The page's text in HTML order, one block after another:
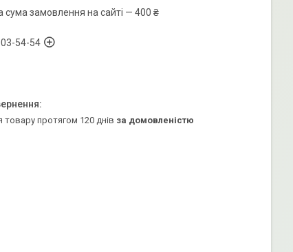
сума замовлення на сайті — 400 ₴
54-54
товару протягом 120 днів за домовленістю